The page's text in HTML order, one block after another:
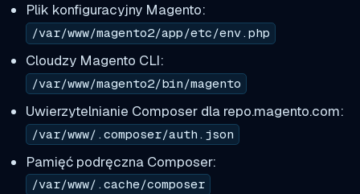
Plik konfiguracyjny Magento:
/var/www/magento2/app/etc/env.php
Cloudzy Magento CLI:
/var/www/magento2/bin/magento
Uwierzytelnianie Composer dla repo.magento.com:
/var/www/.composer/auth.json
Pamięć podręczna Composer:
/var/www/.cache/composer